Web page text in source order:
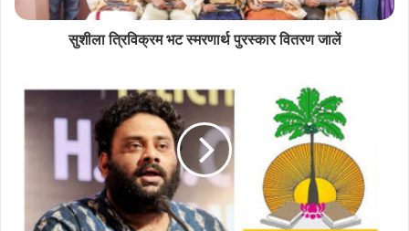
July 8, 2026
सुशीला त्रिविक्रम भट स्मरणार्थ पुरस्कार वितरण जालें